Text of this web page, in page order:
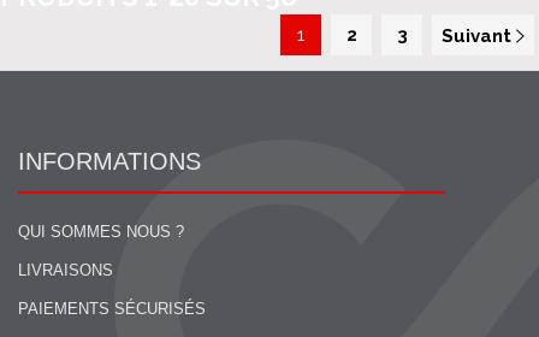
1 2 3 Suivant
INFORMATIONS
QUI SOMMES NOUS ?
LIVRAISONS
PAIEMENTS SÉCURISÉS